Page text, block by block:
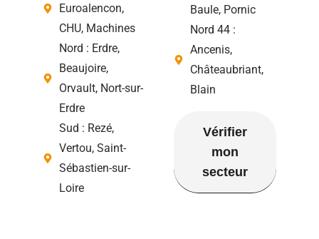
Euroalencon,
CHU, Machines
Nord : Erdre,
Beaujoire,
Orvault, Nort-sur-
Erdre
Sud : Rezé,
Vertou, Saint-
Sébastien-sur-
Loire
Baule, Pornic
Nord 44 :
Ancenis,
Châteaubriant,
Blain
Vérifier
mon
secteur